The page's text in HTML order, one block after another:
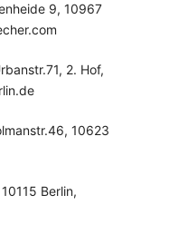
9, 10967
2. Hof,
10623
Berlin,